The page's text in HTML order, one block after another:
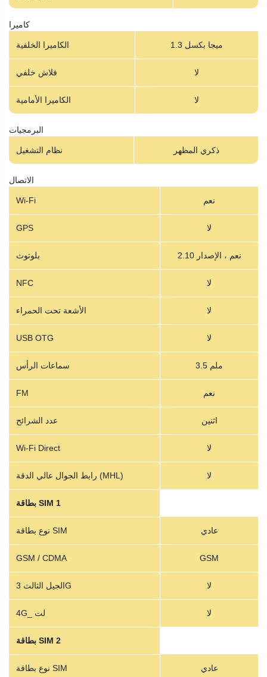
كاميرا
الكاميرا الخلفية 1.3 ميجا بكسل
فلاش خلفي لا
الكاميرا الأمامية لا
البرمجيات
نظام التشغيل ذكري المظهر
الاتصال
Wi-Fi نعم
GPS لا
بلوتوث نعم ، الإصدار 2.10
NFC لا
الأشعة تحت الحمراء لا
USB OTG لا
سماعات الرأس 3.5 ملم
FM نعم
عدد الشرائح اثنين
Wi-Fi Direct لا
رابط الجوال عالي الدقة (MHL) لا
بطاقة SIM 1
نوع بطاقة SIM عادي
GSM / CDMA GSM
الجيل الثالث 3G لا
4G_ لت لا
بطاقة SIM 2
نوع بطاقة SIM عادي